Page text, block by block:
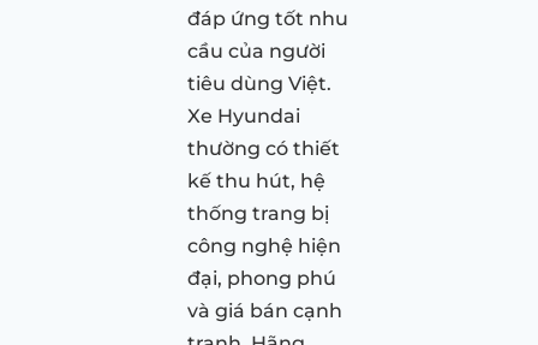
đáp ứng tốt nhu
cầu của người
tiêu dùng Việt.
Xe Hyundai
thường có thiết
kế thu hút, hệ
thống trang bị
công nghệ hiện
đại, phong phú
và giá bán cạnh